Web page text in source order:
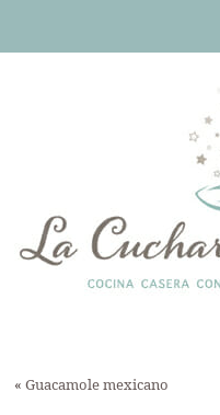
«Guacamole mexicano